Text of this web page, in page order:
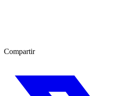
Compartir